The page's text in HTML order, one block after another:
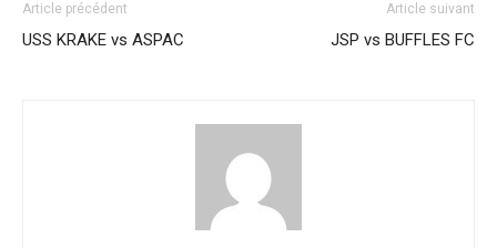
Article précédent
USS KRAKE vs ASPAC
Article suivant
JSP vs BUFFLES FC